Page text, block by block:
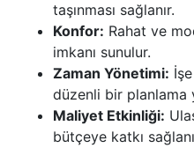
taşınması sağlanır.
Konfor: Rahat ve
imkanı sunulur.
Zaman Yönetimi:
düzenli bir planlama
Maliyet Etkinliği:
bütçeye katkı